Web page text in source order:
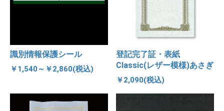
識別情報保護シール
￥1,540～￥2,860(税込)
登記完了証・表紙
Classic(レザー模様)あさぎ
￥2,090(税込)